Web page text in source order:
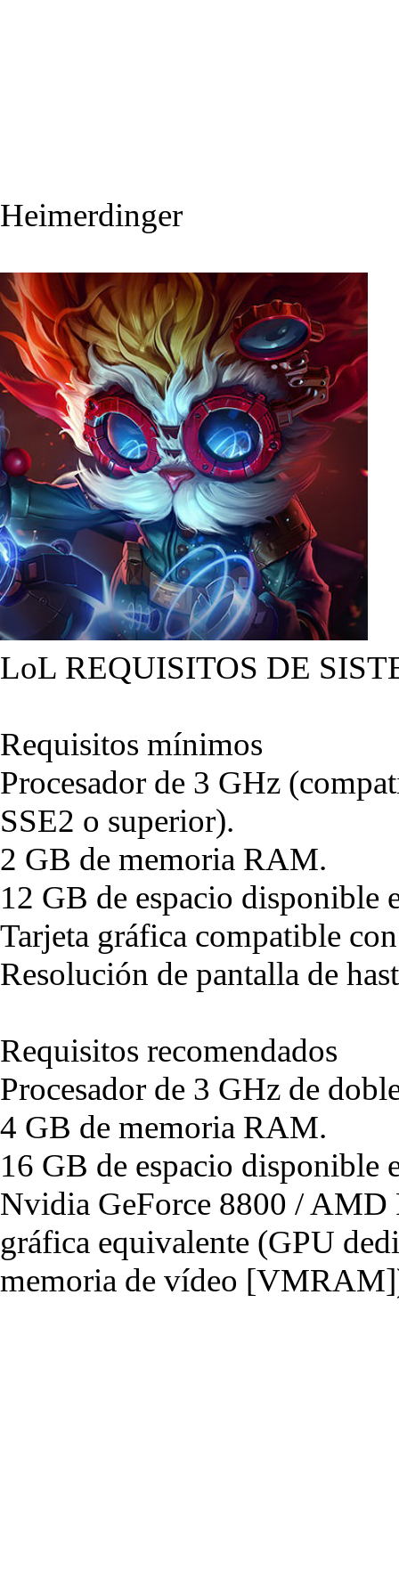
Heimerdinger
LoL REQUISITOS DE
Requisitos mínimos
Procesador de 3 GHz
SSE2 o superior).
2 GB de memoria RAM.
12 GB de espacio disponible
Tarjeta gráfica compatible
Resolución de pantalla de
Requisitos recomendados
Procesador de 3 GHz de
4 GB de memoria RAM.
16 GB de espacio disponible
Nvidia GeForce 8800 / AMD
gráfica equivalente (GPU
memoria de vídeo